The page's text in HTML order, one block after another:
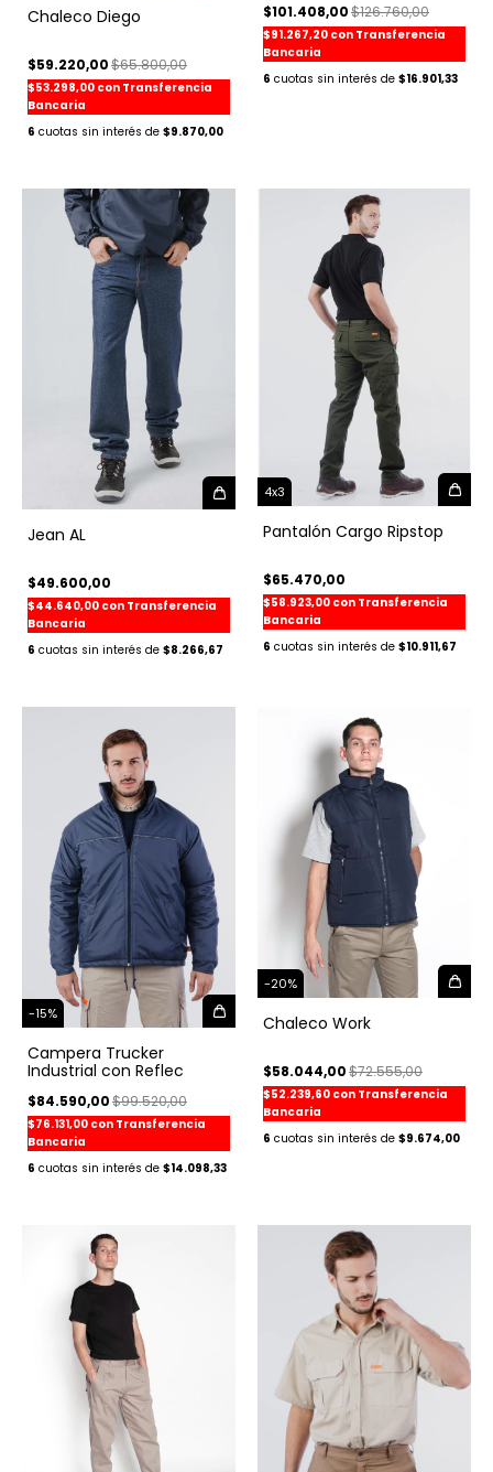
Chaleco Diego
$59.220,00$65.800,00
$53.298,00 con Transferencia
Bancaria
6
$9.870,00
$101.408,00$126.760,00
$91.267,20 con Transferencia
Bancaria
6
$16.901,33
Jean AL
$49.600,00
$44.640,00 con Transferencia
Bancaria
6
$8.266,67
4x3
Pantalón Cargo Ripstop
$65.470,00
$58.923,00 con Transferencia
Bancaria
6
$10.911,67
-15%
Campera Trucker
Industrial con Reflec
$84.590,00$99.520,00
$76.131,00 con Transferencia
Bancaria
6
$14.098,33
-20%
Chaleco Work
$58.044,00$72.555,00
$52.239,60 con Transferencia
Bancaria
6
$9.674,00